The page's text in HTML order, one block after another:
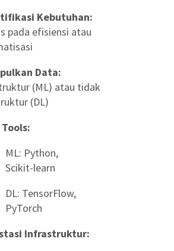
Kebutuhan:
pada efisiensi atau
Data:
(ML) atau tidak
(DL)
ML: Python,
Scikit-learn
DL: TensorFlow,
PyTorch
Infrastruktur: